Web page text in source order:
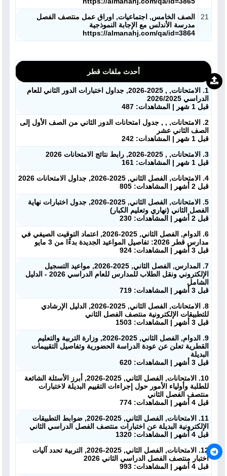
21
الصف الخامس, اجتماعيات, اوراق عمل منتصف الفصل
مدرسة الأندلس مع الإجابة النموذجية
https://almanahj.com/qa/id=3864
أحدث ملفات قطر
1. الامتحانات, , 2025-2026, جداول اختبارات الدور الثاني للعام
الدراسي 2026/2025
قبل 1 شهر | المشاهدات: 487
2. الامتحانات, , , جدول امتحانات الدور الثاني من الصف الأول إلى
الصف الثاني عشر
قبل 1 شهر | المشاهدات: 242
3. الامتحانات, , 2025-2026, رابط نتائج الامتحانات 2026
قبل 1 شهر | المشاهدات: 161
4. الامتحانات, الفصل الثاني, 2025-2026, جداول الامتحانات 2026
قبل 2 أشهر | المشاهدات: 805
5. الامتحانات, الفصل الثاني, 2025-2026, جدول اختبارات نهاية
الفصل الثاني (نهاري وتعليم الكبار)
قبل 2 أشهر | المشاهدات: 230
6. الدوام, الفصل الثاني, 2025-2026, اعتماد التوقيت الصيفي في
مدارس قطر 2026: تفاصيل المواعيد الجديدة بدءًا من 3 مايو
قبل 3 أشهر | المشاهدات: 924
7. المدارس, الفصل الثاني, 2025-2026, مواعيد التسجيل
الإلكتروني ونقل الطلاب للمدارس للعام الدراسي 2026 - الدليل
الشامل
قبل 3 أشهر | المشاهدات: 719
8. الامتحانات, الفصل الثاني, 2025-2026, الدليل الإرشادي
للتطبيقات الإلكترونية منتصف الفصل الثاني
قبل 3 أشهر | المشاهدات: 1503
9. الدوام, الفصل الثاني, 2025-2026, وزارة التربية والتعليم
القطرية تعلن عن عودة الدراسة الحضورية وتفاصيل التقييمات
البديلة
قبل 3 أشهر | المشاهدات: 620
10. الامتحانات, الفصل الثاني, 2025-2026, أبرز الأسئلة الشائعة
للطلبة وأولياء الأمور حول إجراءات التقييم البديلة لاختبارات
منتصف الفصل الثاني
قبل 4 أشهر | المشاهدات: 774
11. الامتحانات, الفصل الثاني, 2025-2026, ضوابط التطبيقات
الإلكترونية البديلة عن اختبارات منتصف الفصل الدراسي الثاني
قبل 4 أشهر | المشاهدات: 1320
12. الامتحانات, الفصل الثاني, 2025-2026, التربية تحدد آليات
اختبار منتصف الفصل الدراسي الثاني 2026
قبل 4 أشهر | المشاهدات: 993